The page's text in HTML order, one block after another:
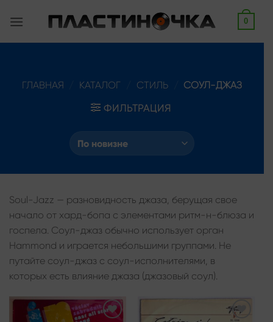
0
ГЛАВНАЯ КАТАЛОГ СТИЛЬ
СОУЛ-ДЖАЗ
ФИЛЬТРАЦИЯ
Soul-Jazz — разновидность джаза, берущая свое
начало от хард-бопа с элементами ритм-н-блюза и
госпела. Соул-джаз обычно использует орган
Hammond и играется небольшими группами. Не
путайте соул-джаз с соул-исполнителями, в
которых есть влияние джаза (джазовый соул).